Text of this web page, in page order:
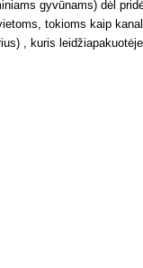
gyvūnams) dėl
tokioms kaip
, kuris